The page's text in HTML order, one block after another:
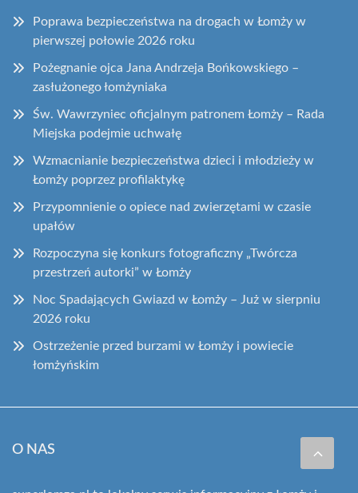
Poprawa bezpieczeństwa na drogach w Łomży w
pierwszej połowie 2026 roku
Pożegnanie ojca Jana Andrzeja Bońkowskiego –
zasłużonego łomżyniaka
Św. Wawrzyniec oficjalnym patronem Łomży – Rada
Miejska podejmie uchwałę
Wzmacnianie bezpieczeństwa dzieci i młodzieży w
Łomży poprzez profilaktykę
Przypomnienie o opiece nad zwierzętami w czasie
upałów
Rozpoczyna się konkurs fotograficzny „Twórcza
przestrzeń autorki” w Łomży
Noc Spadających Gwiazd w Łomży – Już w sierpniu
2026 roku
Ostrzeżenie przed burzami w Łomży i powiecie
łomżyńskim
O NAS